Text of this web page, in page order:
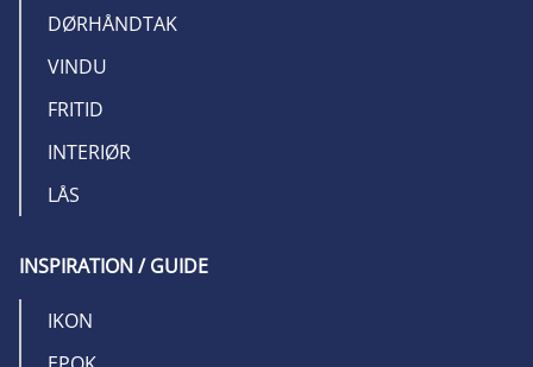
DØRHÅNDTAK
VINDU
FRITID
INTERIØR
LÅS
INSPIRATION / GUIDE
IKON